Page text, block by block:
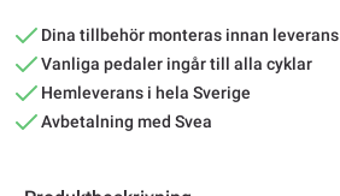
Dina tillbehör monteras innan leverans
Vanliga pedaler ingår till alla cyklar
Hemleverans i hela Sverige
Avbetalning med Svea